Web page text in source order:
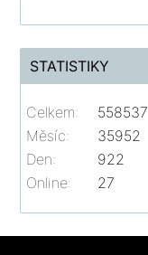
STATISTIKY
Online: 27
Celkem:
558537
Měsíc:
35952
Den:
922